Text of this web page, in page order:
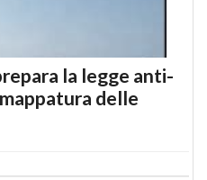
la legge anti-
delle